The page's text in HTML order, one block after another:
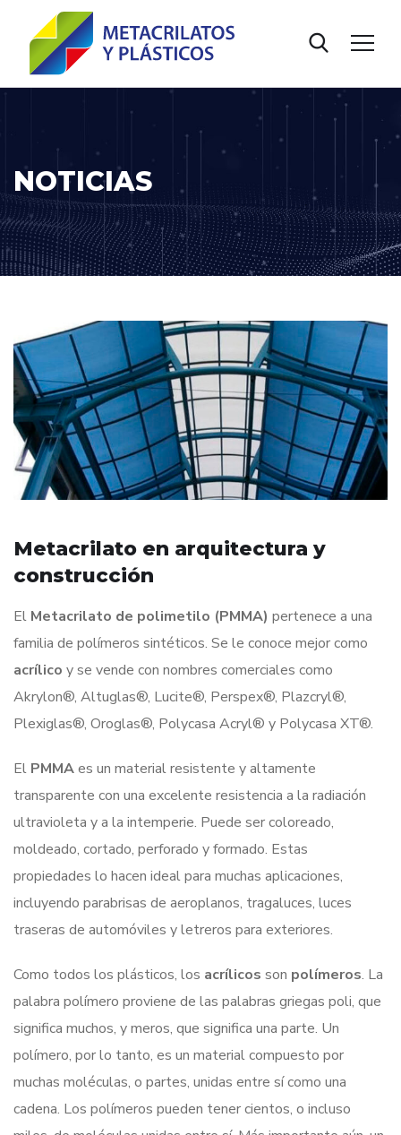
NOTICIAS
Metacrilato en arquitectura y
construcción
El Metacrilato de polimetilo (PMMA) pertenece a una
familia de polímeros sintéticos. Se le conoce mejor como
acrílico y se vende con nombres comerciales como
Akrylon®, Altuglas®, Lucite®, Perspex®, Plazcryl®,
Plexiglas®, Oroglas®, Polycasa Acryl® y Polycasa XT®.
El PMMAes un material resistente y altamente
transparente con una excelente resistencia a la radiación
ultravioleta y a la intemperie. Puede ser coloreado,
moldeado, cortado, perforado y formado. Estas
propiedades lo hacen ideal para muchas aplicaciones,
incluyendo parabrisas de aeroplanos, tragaluces, luces
traseras de automóviles y letreros para exteriores.
Como todos los plásticos, los acrílicos son polímeros. La
palabra polímero proviene de las palabras griegas poli, que
significa muchos, y meros, que significa una parte. Un
polímero, por lo tanto, es un material compuesto por
muchas moléculas, o partes, unidas entre sí como una
cadena. Los polímeros pueden tener cientos, o incluso